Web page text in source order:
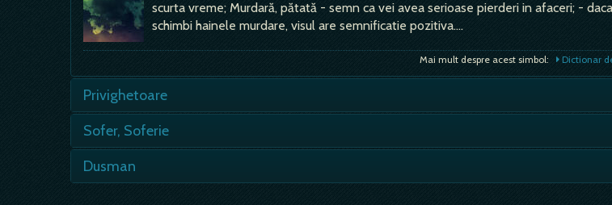
scurta vreme; Murdară, pătată - semn ca vei avea serioase pierderi in afaceri; -
schimbi hainele murdare, visul are semnificatie pozitiva.…
Mai mult despre acest simbol: Dictionar
Privighetoare
- semn bun, de succes in afaceri; - daca esti singur, iti vei gasi perechea; - potrivit
stravechi, cineva te va minti; cantecul frumos, minunat, al privighetorii sau chiar
Sofer, Soferie
ca te duce cineva cu masina, semn bun este, iti va merge bine in toate cele.…
Dusman